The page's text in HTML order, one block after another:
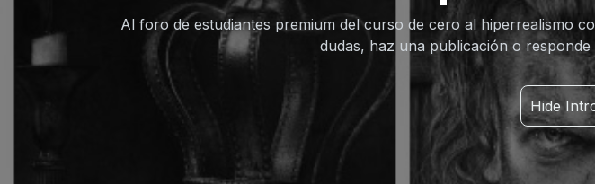
Al foro de estudiantes premium del curso de cero al hiperrealismo
dudas, haz una publicación o
Hide